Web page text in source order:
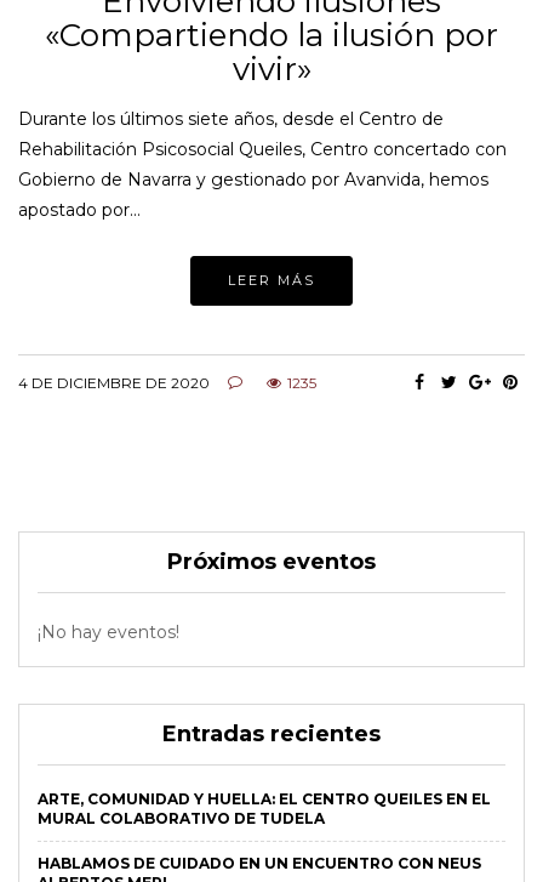
«Compartiendo la ilusión por
vivir»
Durante los últimos siete años, desde el Centro de
Rehabilitación Psicosocial Queiles, Centro concertado con
Gobierno de Navarra y gestionado por Avanvida, hemos
apostado por…
LEER MÁS
4 DE DICIEMBRE DE 2020 1235
Próximos eventos
¡No hay eventos!
Entradas recientes
ARTE, COMUNIDAD Y HUELLA: EL CENTRO QUEILES EN EL
MURAL COLABORATIVO DE TUDELA
HABLAMOS DE CUIDADO EN UN ENCUENTRO CON NEUS